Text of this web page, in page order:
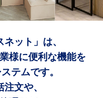
ネット」は、
様に便利な機能を
テムです。
文や、